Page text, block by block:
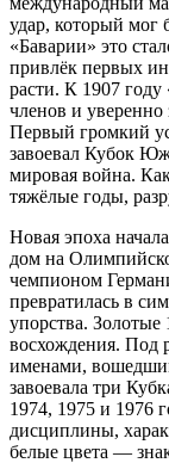
удар, который мог
«Баварии» это
привлёк первых
расти. К 1907 году
членов и уверенно
Первый громкий
завоевал Кубок
мировая война.
тяжёлые годы,
Новая эпоха
дом на
чемпионом
превратилась в
упорства.
восхождения. Под
именами,
завоевала три
1974, 1975 и 1976
дисциплины,
белые цвета —